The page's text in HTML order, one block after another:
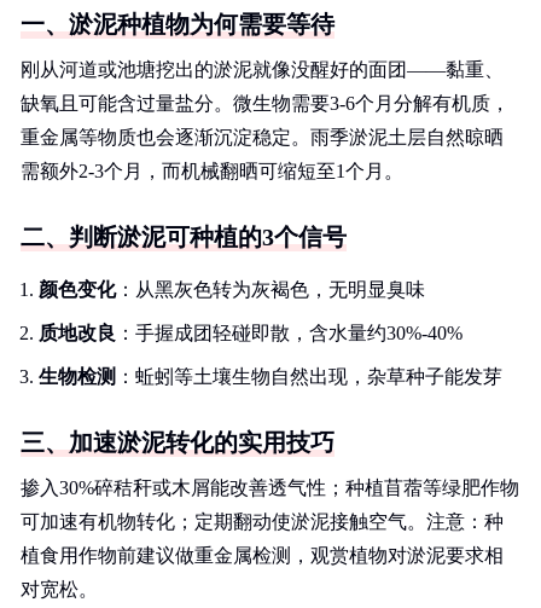
一、淤泥种植物为何需要等待
刚从河道或池塘挖出的淤泥就像没醒好的面团——黏重、
缺氧且可能含过量盐分。微生物需要3-6个月分解有机质，
重金属等物质也会逐渐沉淀稳定。雨季淤泥土层自然晾晒
需额外2-3个月，而机械翻晒可缩短至1个月。
二、判断淤泥可种植的3个信号
颜色变化：从黑灰色转为灰褐色，无明显臭味
质地改良 ：手握成团轻碰即散，含水量约30%-40%
生物检测 ：蚯蚓等土壤生物自然出现，杂草种子能发芽
三、加速淤泥转化的实用技巧
掺入30%碎秸秆或木屑能改善透气性；种植苜蓿等绿肥作物
可加速有机物转化；定期翻动使淤泥接触空气。注意：种
植食用作物前建议做重金属检测，观赏植物对淤泥要求相
对宽松。